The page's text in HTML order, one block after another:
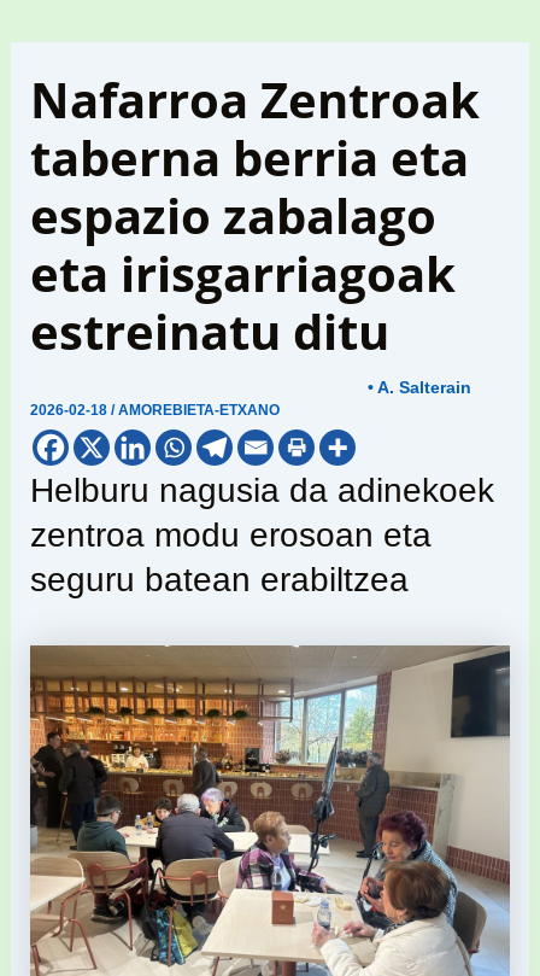
Nafarroa Zentroak
taberna berria eta
espazio zabalago
eta irisgarriagoak
estreinatu ditu
2026-02-18/AMOREBIETA-ETXANO
• A. Salterain
Helburu nagusia da adinekoek
zentroa modu erosoan eta
seguru batean erabiltzea